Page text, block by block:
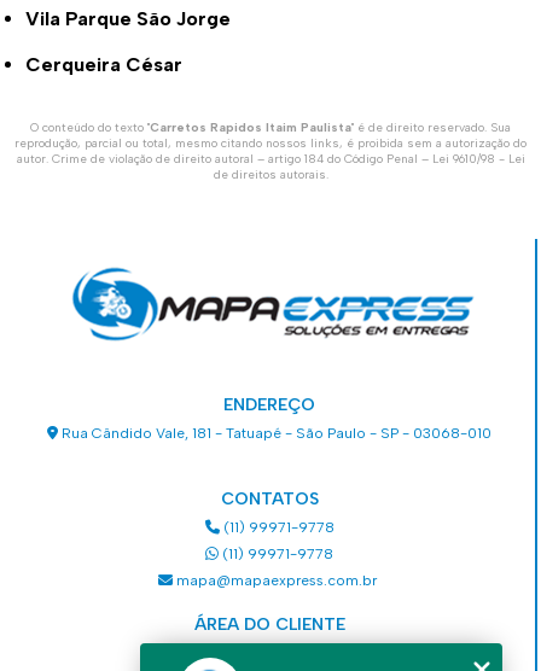
Vila Parque São Jorge
Cerqueira César
O conteúdo do texto "Carretos Rapidos Itaim Paulista" é de direito reservado. Sua
reprodução, parcial ou total, mesmo citando nossos links, é proibida sem a autorização do
autor. Crime de violação de direito autoral – artigo 184 do Código Penal – Lei 9610/98 - Lei
de direitos autorais
ENDEREÇO
Rua Cândido Vale, 181 - Tatuapé - São Paulo - SP - 03068-010
CONTATOS
(11) 99971-9778
(11) 99971-9778
mapa@mapaexpress.com.br
ÁREA DO CLIENTE